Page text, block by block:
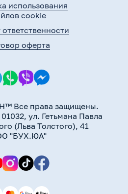
Все права защищены.
ул. Гетьмана Павла
(Льва Толстого), 41
"БУХ.ЮА"
использования
cookie
ответственности
оферта